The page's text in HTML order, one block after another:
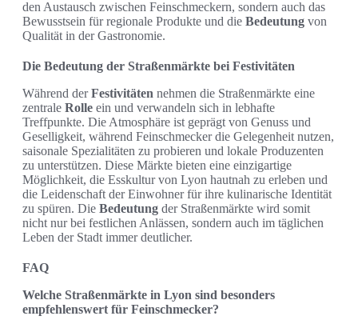
den Austausch zwischen Feinschmeckern, sondern auch das
Bewusstsein für regionale Produkte und die Bedeutung von
Qualität in der Gastronomie.
Die Bedeutung der Straßenmärkte bei Festivitäten
Während derFestivitäten nehmen die Straßenmärkte eine
zentrale Rolle ein und verwandeln sich in lebhafte
Treffpunkte. Die Atmosphäre ist geprägt von Genuss und
Geselligkeit, während Feinschmecker die Gelegenheit nutzen,
saisonale Spezialitäten zu probieren und lokale Produzenten
zu unterstützen. Diese Märkte bieten eine einzigartige
Möglichkeit, die Esskultur von Lyon hautnah zu erleben und
die Leidenschaft der Einwohner für ihre kulinarische Identität
zu spüren. Die Bedeutung der Straßenmärkte wird somit
nicht nur bei festlichen Anlässen, sondern auch im täglichen
Leben der Stadt immer deutlicher.
FAQ
Welche Straßenmärkte in Lyon sind besonders
empfehlenswert für Feinschmecker?